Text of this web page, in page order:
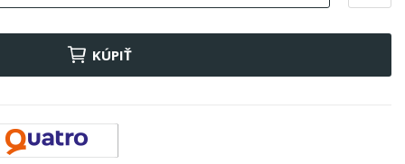
KÚPIŤ